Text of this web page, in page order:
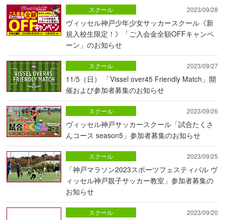
2023/09/28
ヴィッセル神戸少年少女サッカースクール《新
規入校生限定！》「ご入会金全額OFFキャンペ
ーン」のお知らせ
スクール
2023/09/27
11/5（日） 「Vissel over45 Friendly Match」開
催および参加者募集のお知らせ
スクール
2023/09/26
ヴィッセル神戸サッカースクール「試合たくさ
んコース season5」参加者募集のお知らせ
スクール
2023/09/25
「神戸マラソン2023スポーツフェスティバル ヴ
ィッセル神戸親子サッカー教室」参加者募集の
お知らせ
スクール
2023/09/20
スクール